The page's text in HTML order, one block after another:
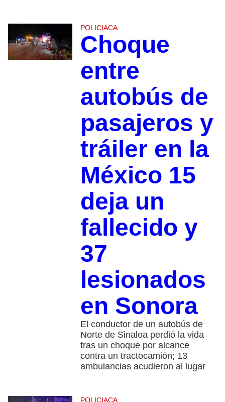
POLICIACA
Choque
entre
autobús de
pasajeros y
tráiler en la
México 15
deja un
fallecido y
37
lesionados
en Sonora
El conductor de un autobús de
Norte de Sinaloa perdió la vida
tras un choque por alcance
contra un tractocamión; 13
ambulancias acudieron al lugar
POLICIACA